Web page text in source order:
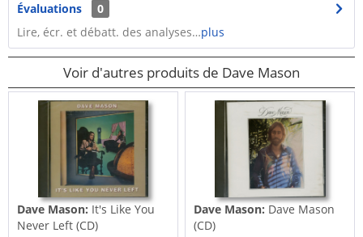
Évaluations
0
Lire, écr. et débatt. des analyses…plus
Voir d'autres produits de Dave Mason
Dave Mason: It's Like You
Never Left (CD)
Dave Mason: Dave Mason
(CD)